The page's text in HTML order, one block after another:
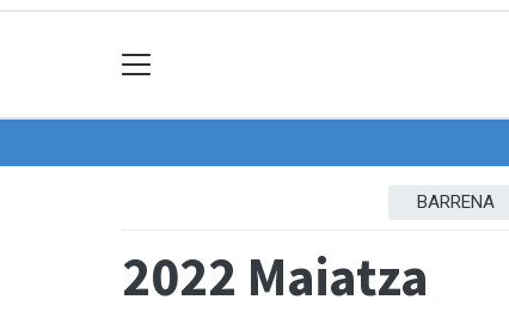
BARRENA
2022 Maiatza